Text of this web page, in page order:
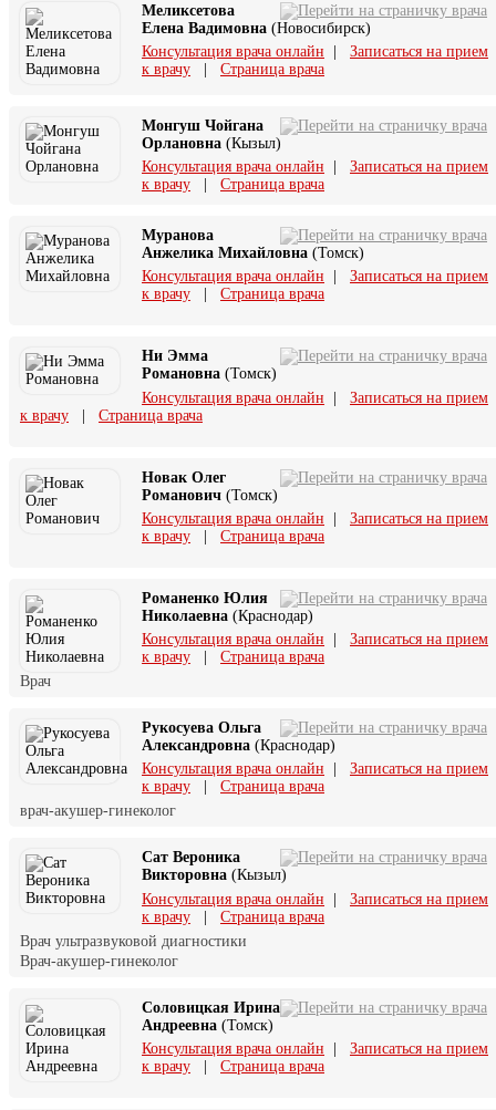
Меликсетова
Елена Вадимовна (Новосибирск)
Консультация врача онлайн
Записаться на прием
к врачу
Страница врача
Монгуш Чойгана
Орлановна (Кызыл)
Консультация врача онлайн
Записаться на прием
к врачу
Страница врача
Муранова
Анжелика Михайловна (Томск)
Консультация врача онлайн
Записаться на прием
к врачу
Страница врача
Ни Эмма
Романовна (Томск)
Консультация врача онлайн | Записаться на прием
к врачу | Страница врача
Новак Олег
Романович (Томск)
Консультация врача онлайн
Записаться на прием
к врачу
Страница врача
Романенко Юлия
Николаевна (Краснодар)
Консультация врача онлайн
Записаться на прием
к врачу
Страница врача
Врач
Рукосуева Ольга
Александровна (Краснодар)
Консультация врача онлайн
Записаться на прием
к врачу
Страница врача
врач-акушер-гинеколог
Сат Вероника
Викторовна (Кызыл)
Консультация врача онлайн | Записаться на прием
к врачу | Страница врача
Врач ультразвуковой диагностики
Врач-акушер-гинеколог
Соловицкая Ирина
Андреевна (Томск)
Консультация врача онлайн
Записаться на прием
к врачу
Страница врача